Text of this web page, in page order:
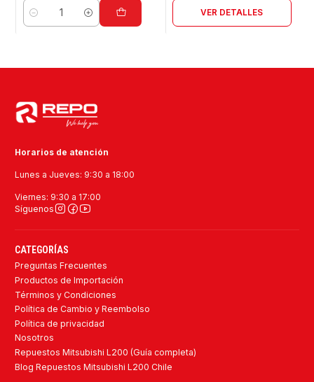
Cantidad
VER DETALLES
Horarios de atención
Lunes a Jueves: 9:30 a 18:00
Viernes: 9:30 a 17:00
Síguenos
CATEGORÍAS
Preguntas Frecuentes
Productos de Importación
Términos y Condiciones
Política de Cambio y Reembolso
Política de privacidad
Nosotros
Repuestos Mitsubishi L200 (Guía completa)
Blog Repuestos Mitsubishi L200 Chile